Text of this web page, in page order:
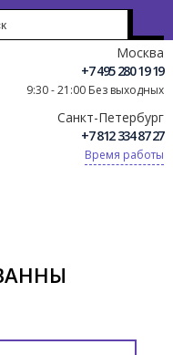
Москва
+7 495 280 19 19
9:30 - 21:00 Без выходных
Санкт-Петербург
+7 812 334 87 27
Время работы